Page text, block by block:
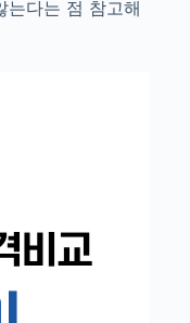
는다는 점 참고해